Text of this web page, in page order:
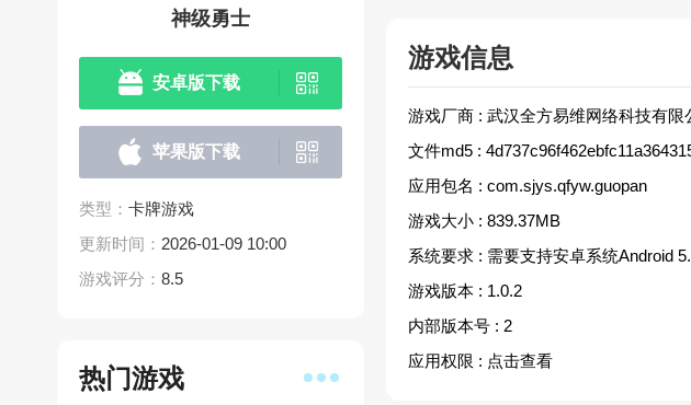
神级勇士
安卓版下载
苹果版下载
类型： 卡牌游戏
更新时间： 2026-01-09 10:00
游戏评分： 8.5
热门游戏
游戏信息
游戏厂商 : 武汉全方易维网络科技有限
文件md5 :
应用包名 : com.sjys.qfyw.guopan
游戏大小 : 839.37MB
系统要求 : 需要支持安卓系统Android
游戏版本 : 1.0.2
内部版本号 : 2
应用权限 : 点击查看